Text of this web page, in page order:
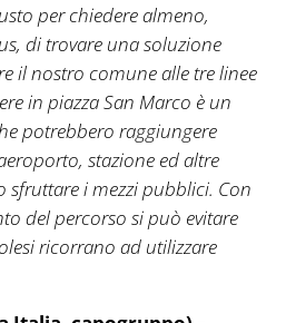
per chiedere almeno,
di trovare una soluzione
il nostro comune alle tre linee
in piazza San Marco è un
potrebbero raggiungere
stazione ed altre
sfruttare i mezzi pubblici. Con
del percorso si può evitare
ricorrano ad utilizzare